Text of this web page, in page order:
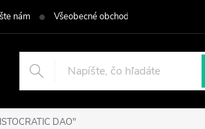
nám Všeobecné obchodné podmienky
DAO"